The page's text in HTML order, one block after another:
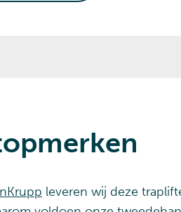
leveren wij deze